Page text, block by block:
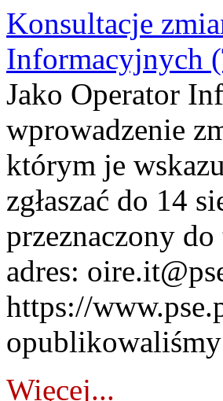
Konsultacje
Informacyjnych
Jako Operator
wprowadzenie
którym je
zgłaszać do 14
przeznaczony
adres:
https://
Więcej...